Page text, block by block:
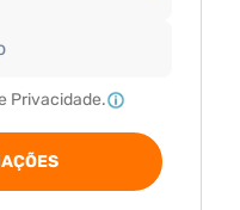
Privacidade.